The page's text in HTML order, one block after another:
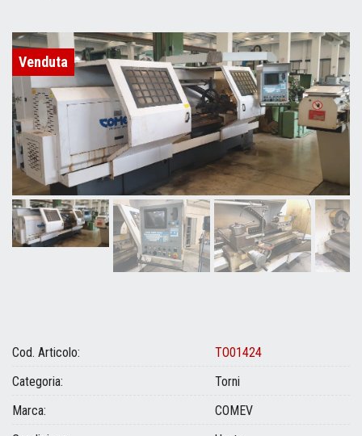
Venduta
Cod. Articolo:
TO01424
Categoria:
Torni
Marca:
COMEV